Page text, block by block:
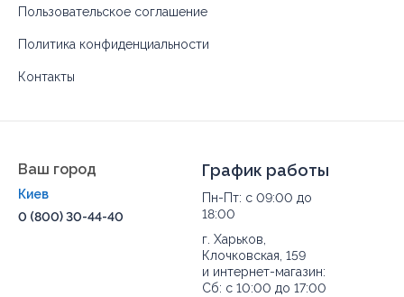
Пользовательское соглашение
Политика конфиденциальности
Контакты
Ваш город
Киев
0 (800) 30-44-40
График работы
Пн-Пт: с 09:00 до
18:00
г. Харьков,
Клочковская, 159
и интернет-магазин:
Сб: с 10:00 до 17:00